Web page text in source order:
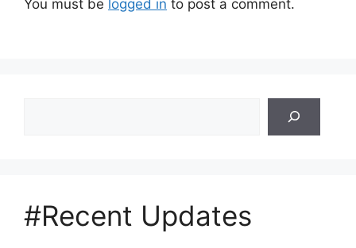
You must be logged in to post a comment.
#Recent Updates